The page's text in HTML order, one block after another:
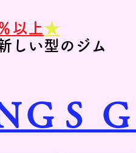
以上★
しい型のジム
ＧＳ